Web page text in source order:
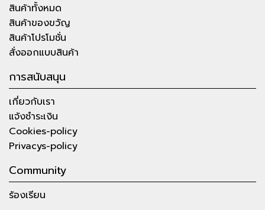
สินค้าทั้งหมด
สินค้าของขวัญ
สินค้าโปรโมชั่น
สั่งออกแบบสินค้า
การสนับสนุน
เกี่ยวกับเรา
แจ้งชำระเงิน
Cookies-policy
Privacys-policy
Community
ร้องเรียน